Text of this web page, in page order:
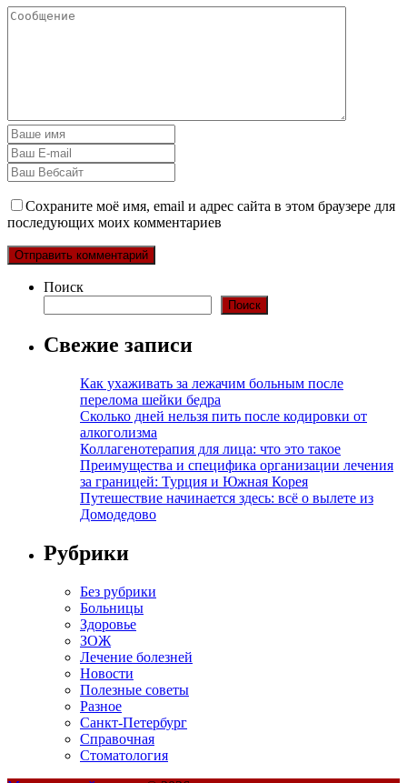
Сохраните моё имя, email и адрес сайта в этом браузере для
последующих моих комментариев
Поиск
Поиск
Свежие записи
Как ухаживать за лежачим больным после
перелома шейки бедра
Сколько дней нельзя пить после кодировки от
алкоголизма
Коллагенотерапия для лица: что это такое
Преимущества и специфика организации лечения
за границей: Турция и Южная Корея
Путешествие начинается здесь: всё о вылете из
Домодедово
Рубрики
Без рубрики
Больницы
Здоровье
ЗОЖ
Лечение болезней
Новости
Полезные советы
Разное
Санкт-Петербург
Справочная
Стоматология